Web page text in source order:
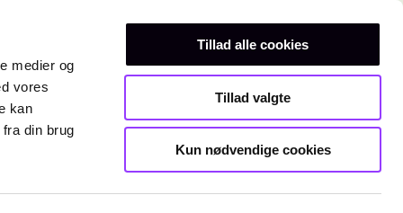
medier og
vores
kan
din brug
Tillad alle cookies
Tillad valgte
Kun nødvendige cookies
Teknisk gymnasiumKurser